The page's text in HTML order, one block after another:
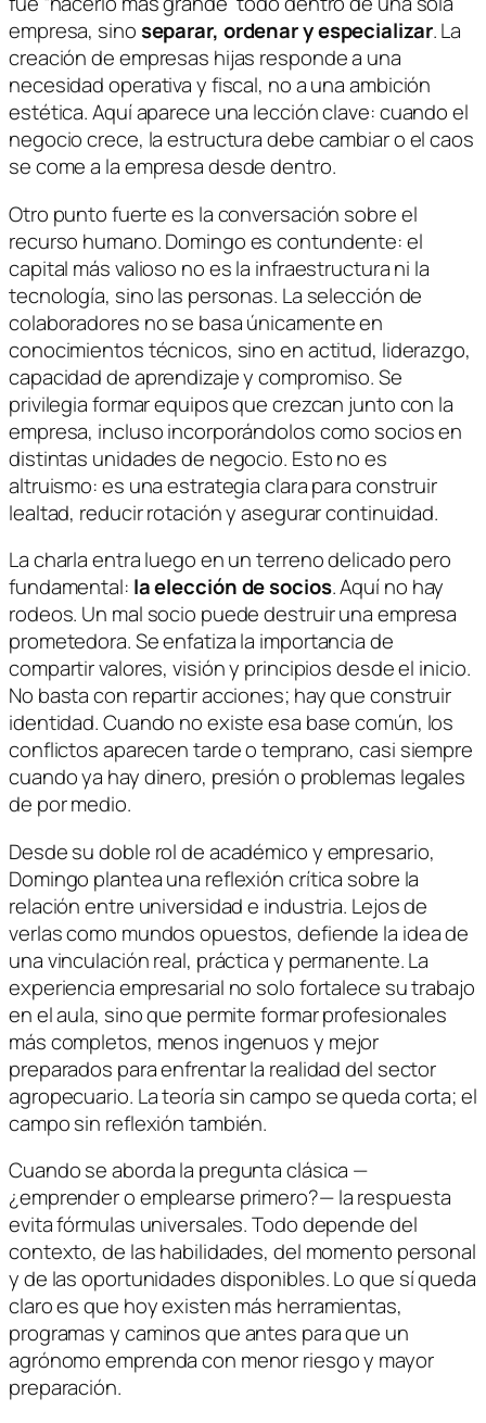
empresa, sinoseparar, ordenar y especializar. La
creación de empresas hijas responde a una
necesidad operativa y fiscal, no a una ambición
estética. Aquí aparece una lección clave: cuando el
negocio crece, la estructura debe cambiar o el caos
se come a la empresa desde dentro.
Otro punto fuerte es la conversación sobre el
recurso humano. Domingo es contundente: el
capital más valioso no es la infraestructura ni la
tecnología, sino las personas. La selección de
colaboradores no se basa únicamente en
conocimientos técnicos, sino en actitud, liderazgo,
capacidad de aprendizaje y compromiso. Se
privilegia formar equipos que crezcan junto con la
empresa, incluso incorporándolos como socios en
distintas unidades de negocio. Esto no es
altruismo: es una estrategia clara para construir
lealtad, reducir rotación y asegurar continuidad.
La charla entra luego en un terreno delicado pero
fundamental: la elección de socios. Aquí no hay
rodeos. Un mal socio puede destruir una empresa
prometedora. Se enfatiza la importancia de
compartir valores, visión y principios desde el inicio.
No basta con repartir acciones; hay que construir
identidad. Cuando no existe esa base común, los
conflictos aparecen tarde o temprano, casi siempre
cuando ya hay dinero, presión o problemas legales
de por medio.
Desde su doble rol de académico y empresario,
Domingo plantea una reflexión crítica sobre la
relación entre universidad e industria. Lejos de
verlas como mundos opuestos, defiende la idea de
una vinculación real, práctica y permanente. La
experiencia empresarial no solo fortalece su trabajo
en el aula, sino que permite formar profesionales
más completos, menos ingenuos y mejor
preparados para enfrentar la realidad del sector
agropecuario. La teoría sin campo se queda corta; el
campo sin reflexión también.
Cuando se aborda la pregunta clásica —
¿emprender o emplearse primero?— la respuesta
evita fórmulas universales. Todo depende del
contexto, de las habilidades, del momento personal
y de las oportunidades disponibles. Lo que sí queda
claro es que hoy existen más herramientas,
programas y caminos que antes para que un
agrónomo emprenda con menor riesgo y mayor
preparación.